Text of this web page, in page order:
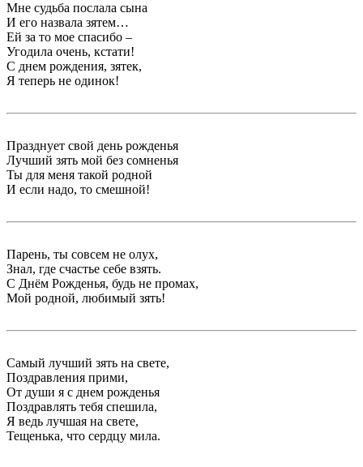
Мне судьба послала сына
И его назвала зятем…
Ей за то мое спасибо –
Угодила очень, кстати!
С днем рождения, зятек,
Я теперь не одинок!
Празднует свой день рожденья
Лучший зять мой без сомненья
Ты для меня такой родной
И если надо, то смешной!
Парень, ты совсем не олух,
Знал, где счастье себе взять.
С Днём Рожденья, будь не промах,
Мой родной, любимый зять!
Самый лучший зять на свете,
Поздравления прими,
От души я с днем рожденья
Поздравлять тебя спешила,
Я ведь лучшая на свете,
Тещенька, что сердцу мила.